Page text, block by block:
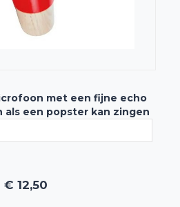
met een fijne echo
als een popster kan zingen
€ 12,50